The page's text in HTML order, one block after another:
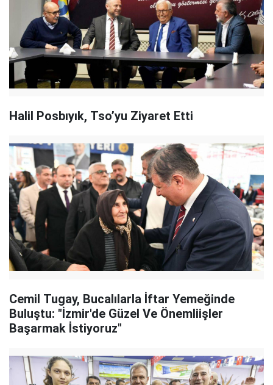
Halil Posbıyık, Tso’yu Ziyaret Etti
Cemil Tugay, Bucalılarla İftar Yemeğinde
Buluştu: "İzmir'de Güzel Ve Önemliişler
Başarmak İstiyoruz"